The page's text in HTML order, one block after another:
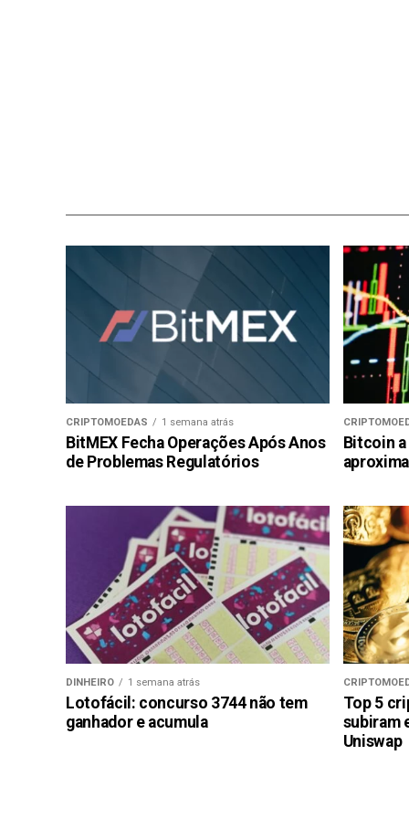
CRIPTOMOEDAS 1 semana atrás
BitMEX Fecha Operações Após Anos
de Problemas Regulatórios
Bitcoin
DINHEIRO 1 semana atrás
Lotofácil: concurso 3744 não tem
ganhador e acumula
Top 5
subiram
Uniswap